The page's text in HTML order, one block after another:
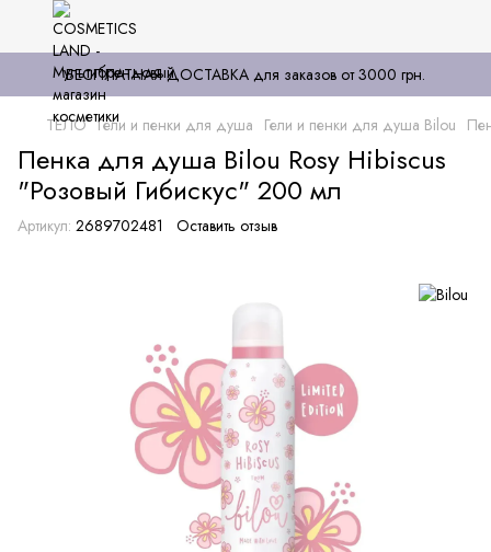
БЕСПЛАТНАЯ ДОСТАВКА для заказов от 3000 грн.
ТЕЛО Гели и пенки для душа Гели и пенки для душа Bilou
Пенка для душа Bilou Rosy Hibiscus
"Розовый Гибискус" 200 мл
Артикул: 2689702481 Оставить отзыв